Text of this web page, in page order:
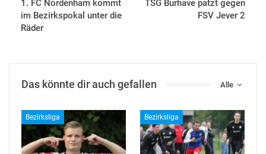
1. FC Nordenham kommt
im Bezirkspokal unter die
Räder
TSG Burhave patzt gegen
FSV Jever 2
Alle
Das könnte dir auch gefallen
Bezirksliga Bezirksliga